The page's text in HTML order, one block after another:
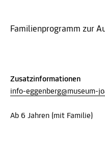
Familienprogramm zur
Zusatzinformationen
info-eggenberg@museum-
Ab 6 Jahren (mit Familie)